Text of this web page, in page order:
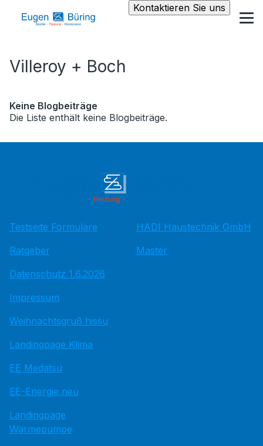
Kontaktieren Sie uns
Villeroy + Boch
Keine Blogbeiträge
Die Liste enthält keine Blogbeiträge.
Testseite Formulare
Ratgeber
Datenschutz 1.6.2026
Impressum
Weihnachtsgruß hissu
Landingpage Klima
EE Medatsu
EE-Energie neu
Landingpage
Wärmepumpe
HADI Haustechnik GmbH
Master